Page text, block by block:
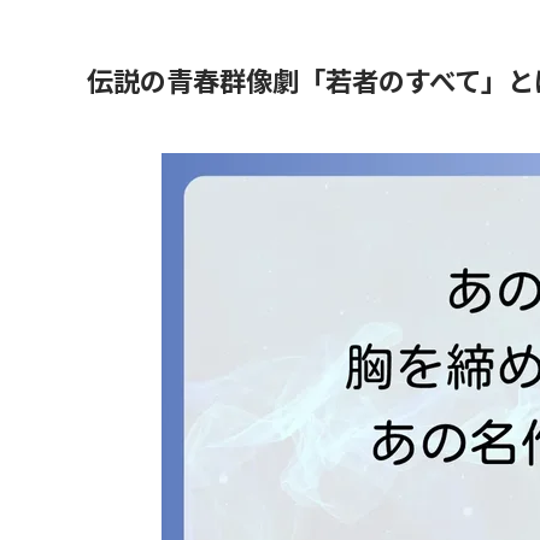
伝説の青春群像劇「若者のすべて」